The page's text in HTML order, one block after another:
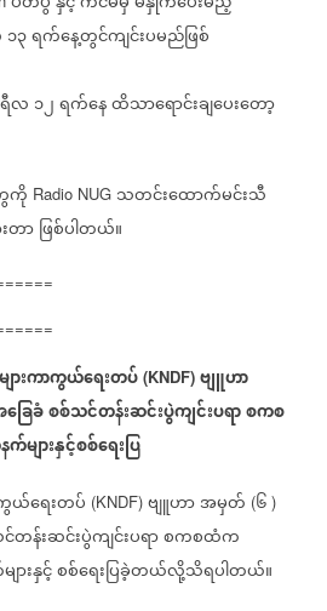
၁၃ရက်နေ့တွင်ကျင်းပမည်ဖြစ်
ရီလ ၁၂ရက်နေထိသာရောင်းချပေးတော့
ကို Radio NUG သတင်းထောက်မင်းသီ
တာဖြစ်ပါတယ်။
ျားကာကွယ်ရေးတပ် (KNDF) ဗျူဟာ
ြေခံစစ်သင်တန်းဆင်းပွဲကျင်းပရာစကစ
ားနှင့်စစ်ရေးပြ
ကွယ်ရေးတပ် (KNDF) ဗျူဟာအမှတ် (၆ )
တန်းဆင်းပွဲကျင်းပရာစကစထံက
ားနှင့်စစ်ရေးပြခဲ့တယ်လို့သိရပါတယ်။